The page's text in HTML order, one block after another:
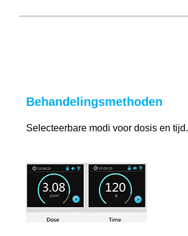
Behandelingsmethoden
Selecteerbare modi voor dosis en tijd.